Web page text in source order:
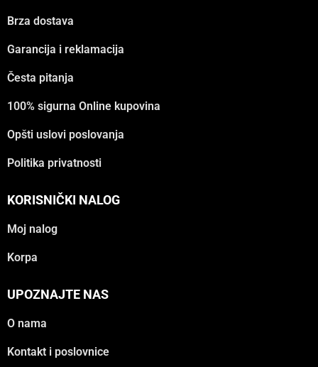
Brza dostava
Garancija i reklamacija
Česta pitanja
100% sigurna Online kupovina
Opšti uslovi poslovanja
Politika privatnosti
KORISNIČKI NALOG
Moj nalog
Korpa
UPOZNAJTE NAS
O nama
Kontakt i poslovnice